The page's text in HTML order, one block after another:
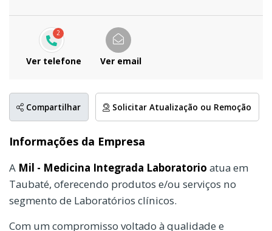
2
Ver telefone Ver email
Compartilhar Solicitar Atualização ou Remoção
Informações da Empresa
A Mil - Medicina Integrada Laboratorio atua em
Taubaté, oferecendo produtos e/ou serviços no
segmento de Laboratórios clínicos.
Com um compromisso voltado à qualidade e